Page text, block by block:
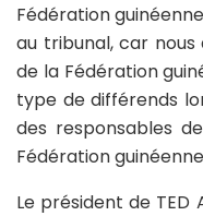
Fédération
au tribunal, car
de la Fédération
type de différends
des responsables
Fédération
Le président de